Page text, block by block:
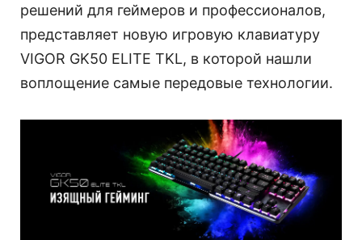
решений для геймеров и профессионалов,
представляет новую игровую клавиатуру
VIGOR GK50 ELITE TKL, в которой нашли
воплощение самые передовые технологии.